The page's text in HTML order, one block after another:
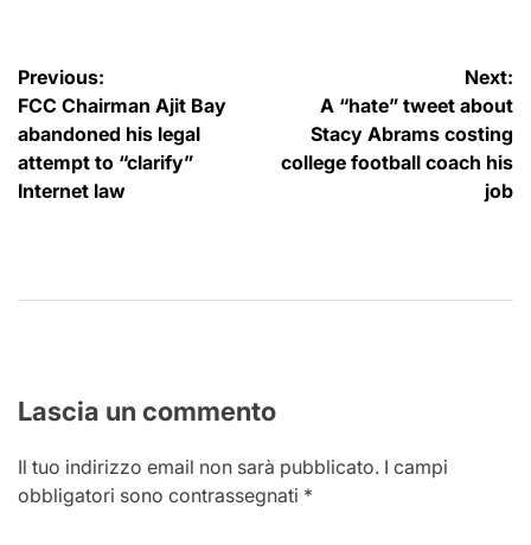
Navigazione
articoli
Previous:
FCC Chairman Ajit Bay
abandoned his legal
attempt to “clarify”
Internet law
Next:
A “hate” tweet about
Stacy Abrams costing
college football coach his
job
Lascia un commento
Il tuo indirizzo email non sarà pubblicato. I campi
obbligatori sono contrassegnati *